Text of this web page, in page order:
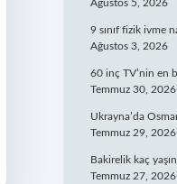
Ağustos 5, 2026
9 sınıf fizik ivme
Ağustos 3, 2026
60 inç TV’nin en
Temmuz 30, 2026
Ukrayna’da
Temmuz 29, 2026
Bakirelik kaç
Temmuz 27, 2026